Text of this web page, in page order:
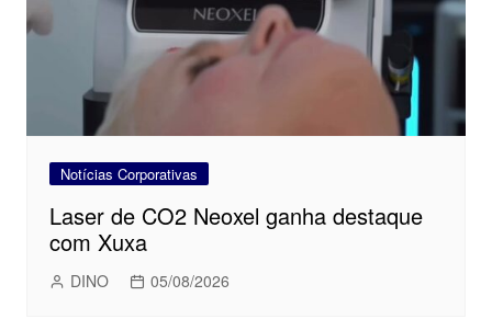
Notícias Corporativas
Laser de CO2 Neoxel ganha destaque
com Xuxa
DINO 05/08/2026